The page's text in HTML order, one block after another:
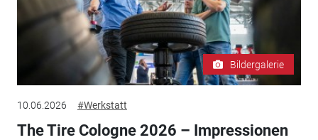
Bildergalerie
10.06.2026 #Werkstatt
The Tire Cologne 2026 – Impressionen